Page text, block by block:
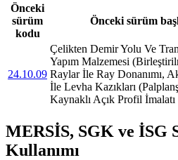
Önceki
sürüm
kodu
Önceki sürüm
24.10.09
Çelikten Demir Yolu Ve
Yapım Malzemesi
Raylar İle Ray Donanımı,
İle Levha Kazıkları
Kaynaklı Açık Profil İmalatı
MERSİS, SGK ve İSG
Kullanımı